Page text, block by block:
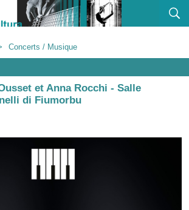
Concerts / Musique
et Anna Rocchi - Salle
di Fiumorbu